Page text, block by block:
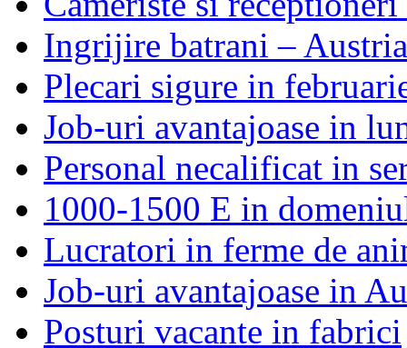
Ingrijire batrani – Austria
Plecari sigure in
Job-uri avantajoase in
Personal necalificat in
1000-1500 E in
Lucratori in ferme de
Job-uri avantajoase in
Posturi vacante in fabrici